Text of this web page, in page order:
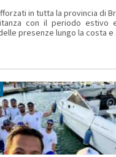
in tutta la provincia di
con il periodo estivo
presenze lungo la costa e